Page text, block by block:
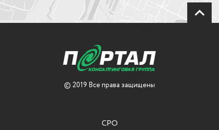
© 2019 Все права защищены
СРО